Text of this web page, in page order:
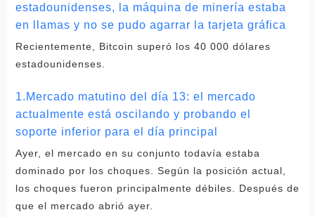
estadounidenses, la máquina de minería estaba
en llamas y no se pudo agarrar la tarjeta gráfica
Recientemente, Bitcoin superó los 40 000 dólares
estadounidenses.
1.Mercado matutino del día 13: el mercado
actualmente está oscilando y probando el
soporte inferior para el día principal
Ayer, el mercado en su conjunto todavía estaba
dominado por los choques. Según la posición actual,
los choques fueron principalmente débiles. Después de
que el mercado abrió ayer.